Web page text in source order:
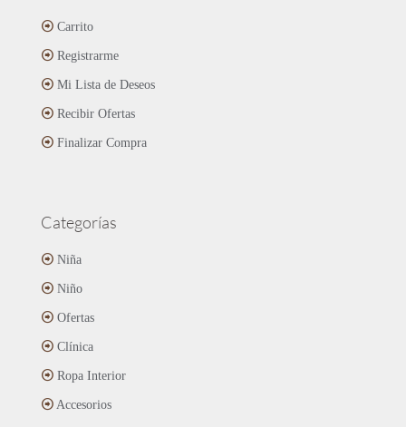
Carrito
Registrarme
Mi Lista de Deseos
Recibir Ofertas
Finalizar Compra
Categorías
Niña
Niño
Ofertas
Clínica
Ropa Interior
Accesorios